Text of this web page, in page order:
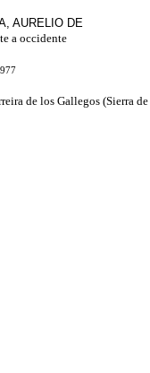
AURELIO DE
a occidente
de los Gallegos (Sierra